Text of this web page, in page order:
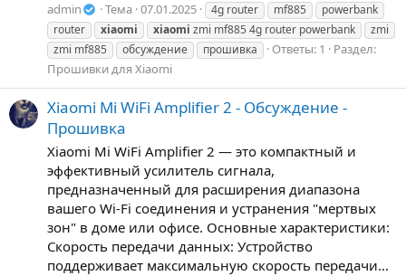
admin Тема 07.01.2025 4g router mf885
powerbank
router
xiaomi xiaomi zmi mf885 4g router powerbank
zmi
zmi mf885
обсуждение прошивка Ответы: 1
Раздел:
Прошивки для Xiaomi
Xiaomi Mi WiFi Amplifier 2 - Обсуждение -
Прошивка
Xiaomi Mi WiFi Amplifier 2 — это компактный и
эффективный усилитель сигнала,
предназначенный для расширения диапазона
вашего Wi-Fi соединения и устранения "мертвых
зон" в доме или офисе. Основные характеристики:
Скорость передачи данных: Устройство
поддерживает максимальную скорость передачи...